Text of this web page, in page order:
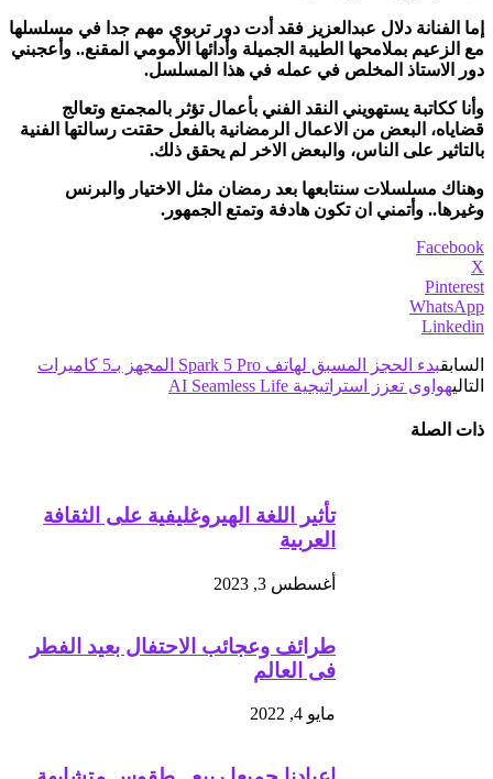
إما الفنانة دلال عبدالعزيز فقد أدت دور تربوي مهم جدا في مسلسلها
مع الزعيم بملامحها الطيبة الجميلة وأدائها الأمومي المقنع.. وأعجبني
دور الاستاذ المخلص في عمله في هذا المسلسل.
وأنا ككاتبة يستهويني النقد الفني بأعمال تؤثر بالمجمتع وتعالج
قضاياه، البعض من الاعمال الرمضانية بالفعل حقتت رسالتها الفنية
بالتاثير على الناس، والبعض الاخر لم يحقق ذلك.
وهناك مسلسلات سنتابعها بعد رمضان مثل الاختيار والبرنس
وغيرها.. وأتمني ان تكون هادفة وتمتع الجمهور.
Facebook
X
Pinterest
WhatsApp
Linkedin
السابقبدء الحجز المسبق لهاتف Spark 5 Pro المجهز بـ5 كاميرات
التاليهواوى تعزز استراتيجية AI Seamless Life
ذات الصلة
تأثير اللغة الهيروغليفية على الثقافة
العربية
أغسطس 3, 2023
طرائف وعجائب الاحتفال بعيد الفطر
فى العالم
مايو 4, 2022